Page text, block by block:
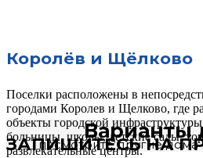
Королёв и Щёлково
Поселки расположены в
городами Королев и Щелково, где
объекты городской
больницы, школы, детские сады,
развлекательные центры.
ЗАПИШИТЕСЬ НА
Варианты
посмотрите другие дома